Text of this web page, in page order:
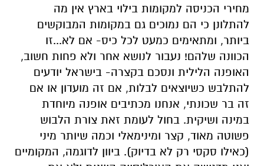
מחירי הכניסה למקומות בילוי בארץ אין מה
להתלונן כי הם נמוכים גם במקומות המבוקשים
ביותר, ומתאימים כמעט לכל כיס- אם לא...זו
הכוונה שלהם! נעבור לנושא אחר ולא פחות חשוב,
האופנה הלילית ונסכם בקצרה- בישראל יודעים
להתלבש כשיוצאים לבלות, אם זה מועדון או אם
זה בר שכונתי, אנחנו מכתיבים אופנה מיוחדת
במינה ושיקית. בחול לעומת זאת צורת הלבוש
פשוטה מאוד, קצר ומינימאלי וכמה שיותר מיני
(כאילו סקסי רק לא בדיוק). ביוון לדוגמה, המקומיים